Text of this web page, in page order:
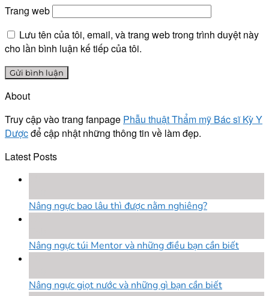
Trang web
Lưu tên của tôi, email, và trang web trong trình duyệt này
cho lần bình luận kế tiếp của tôi.
About
Truy cập vào trang fanpage Phẫu thuật Thẩm mỹ Bác sĩ Kỳ Y
Dượcđể cập nhật những thông tin về làm đẹp.
Latest Posts
Nâng ngực bao lâu thì được nằm nghiêng?
Nâng ngực túi Mentor và những điều bạn cần biết
Nâng ngực giọt nước và những gì bạn cần biết